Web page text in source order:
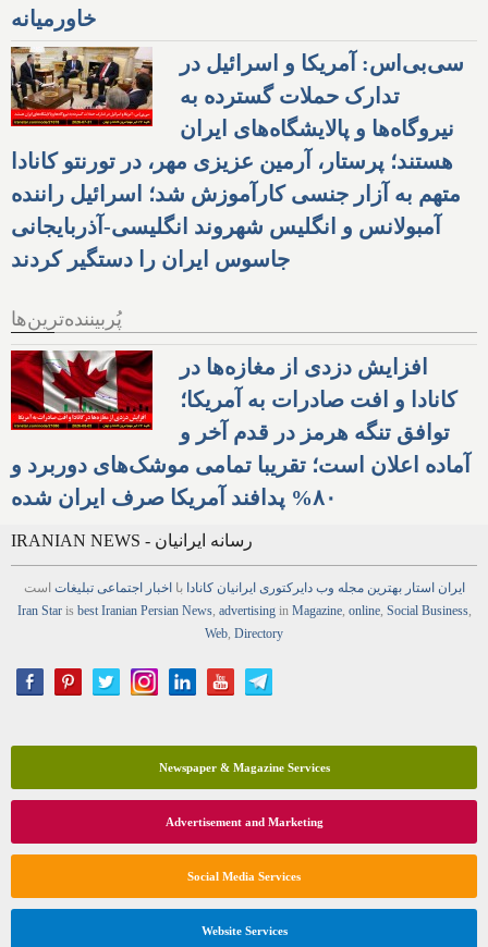
خاورمیانه
سی‌بی‌اس: آمریکا و اسرائیل در
تدارک حملات گسترده به
نیروگاه‌ها و پالایشگاه‌های ایران
هستند؛ پرستار، آرمین عزیزی مهر، در تورنتو کانادا
متهم به آزار جنسی کارآموزش شد؛ اسرائیل راننده
آمبولانس و انگلیس شهروند انگلیسی-آذربایجانی
جاسوس ایران را دستگیر کردند
پُربیننده‌ترین‌ها
افزایش دزدی از مغازه‌ها در
کانادا و افت صادرات به آمریکا؛
توافق تنگه هرمز در قدم آخر و
آماده اعلان است؛ تقریبا تمامی موشک‌های دوربرد و
۸۰% پدافند آمریکا صرف ایران شده
IRANIAN NEWS - رسانه ایرانیان
ایران استار بهترین مجله وب دایرکتوری ایرانیان کانادا با اخبار اجتماعی تبلیغات است
Iran Staris best Iranian Persian News, advertisingin Magazine, online, Social Business,
Web, Directory
Newspaper & Magazine Services
Advertisement and Marketing
Social Media Services
Website Services